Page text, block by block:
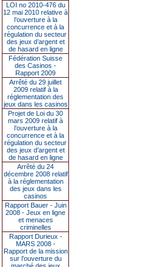
LOI no 2010-476 du
12 mai 2010 relative à
l’ouverture à la
concurrence et à la
régulation du secteur
des jeux d’argent et
de hasard en ligne
Fédération Suisse
des Casinos -
Rapport 2009
Arrêté du 29 juillet
2009 relatif à la
réglementation des
jeux dans les casinos
Projet de Loi du 30
mars 2009 relatif à
l’ouverture à la
concurrence et à la
régulation du secteur
des jeux d’argent et
de hasard en ligne
Arrêté du 24
décembre 2008 relatif
à la réglementation
des jeux dans les
casinos
Rapport Bauer - Juin
2008 - Jeux en ligne
et menaces
criminelles
Rapport Durieux -
MARS 2008 -
Rapport de la mission
sur l’ouverture du